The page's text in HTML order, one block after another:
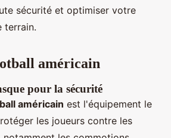
sécurité et optimiser votre
terrain.
américain
pour la sécurité
américain est l'équipement le
les joueurs contre les